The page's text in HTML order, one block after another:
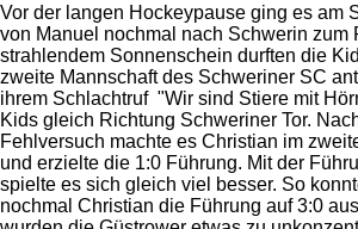
Vor der langen Hockeypause ging es am
von Manuel nochmal nach Schwerin zum
strahlendem Sonnenschein durften die
zweite Mannschaft des Schweriner SC
ihrem Schlachtruf "Wir sind Stiere mit
Kids gleich Richtung Schweriner Tor.
Fehlversuch machte es Christian im
und erzielte die 1:0 Führung. Mit der
spielte es sich gleich viel besser. So
nochmal Christian die Führung auf 3:0